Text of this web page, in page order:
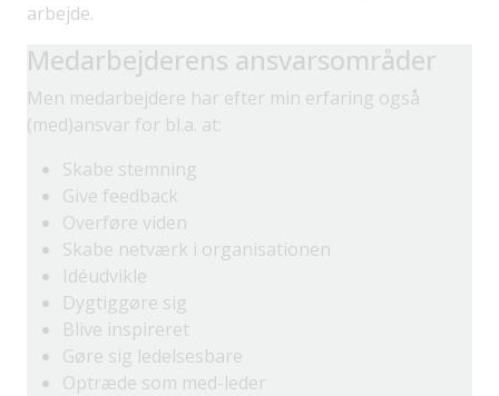
arbejde.
Medarbejderens ansvarsområder
Men medarbejdere har efter min erfaring også
(med)ansvar for bl.a. at:
Skabe stemning
Give feedback
Overføre viden
Skabe netværk i organisationen
Idéudvikle
Dygtiggøre sig
Blive inspireret
Gøre sig ledelsesbare
Optræde som med-leder